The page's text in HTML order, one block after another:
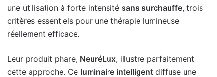
une utilisation à forte intensité sans surchauffe, trois
critères essentiels pour une thérapie lumineuse
réellement efficace.
Leur produit phare, NeuréLux, illustre parfaitement
cette approche. Ce luminaire intelligent diffuse une